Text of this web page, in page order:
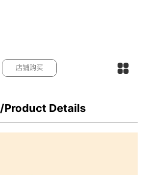
店铺购买
/Product Details